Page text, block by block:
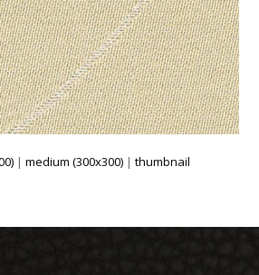
|medium (300x300) |thumbnail